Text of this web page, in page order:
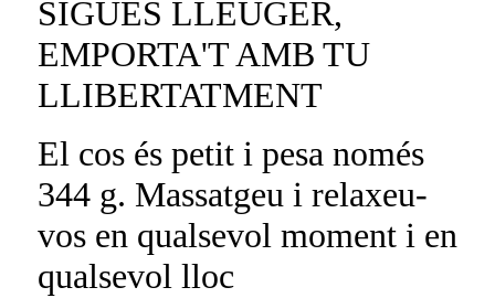
SIGUES LLEUGER,
EMPORTA'T AMB TU
LLIBERTATMENT
El cos és petit i pesa només
344 g. Massatgeu i relaxeu-
vos en qualsevol moment i en
qualsevol lloc